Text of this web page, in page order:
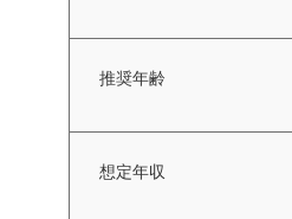
推奨年齢
想定年収